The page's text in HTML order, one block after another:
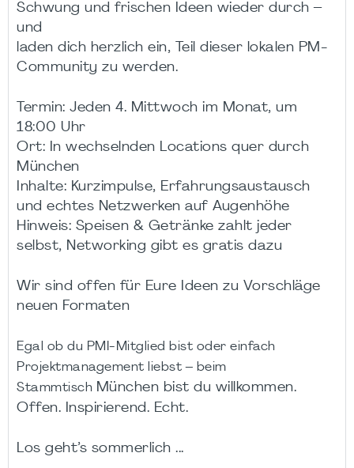
Schwung und frischen Ideen wieder durch –
und
laden dich herzlich ein, Teil dieser lokalen PM-
Community zu werden.
Termin: Jeden 4. Mittwoch im Monat, um
18:00 Uhr
Ort: In wechselnden Locations quer durch
München
Inhalte: Kurzimpulse, Erfahrungsaustausch
und echtes Netzwerken auf Augenhöhe
Hinweis: Speisen & Getränke zahlt jeder
selbst, Networking gibt es gratis dazu
Wir sind offen für Eure Ideen zu Vorschläge
neuen Formaten
Egal ob du PMI-Mitglied bist oder einfach
Projektmanagement liebst – beim
Stammtisch München bist du willkommen.
Offen. Inspirierend. Echt.
Los geht’s sommerlich ...